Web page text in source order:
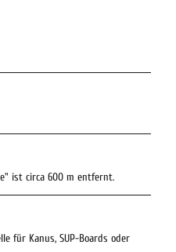
ist circa 600 m entfernt.
für Kanus, SUP-Boards oder